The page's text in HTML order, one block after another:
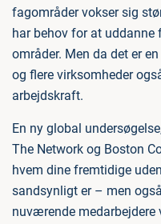
fagområder vokser sig
har behov for at uddanne
områder. Men da det er
og flere virksomheder
arbejdskraft.
En ny global
The Network og Boston
hvem dine fremtidige
sandsynligt er – men
nuværende